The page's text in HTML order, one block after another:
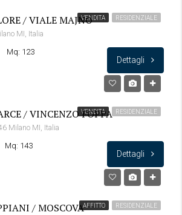
VENDITA RESIDENZIALE
/ VIALE MAJNO
MI, Italia
Mq: 123
Dettagli
VENDITA RESIDENZIALE
/ VINCENZO FOPPA
Milano MI, Italia
Mq: 143
Dettagli
AFFITTO RESIDENZIALE
/ MOSCOVA